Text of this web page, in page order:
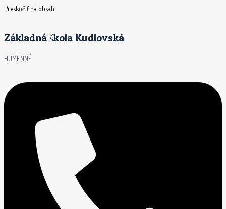
Preskočiť na obsah
Základná škola Kudlovská
HUMENNÉ